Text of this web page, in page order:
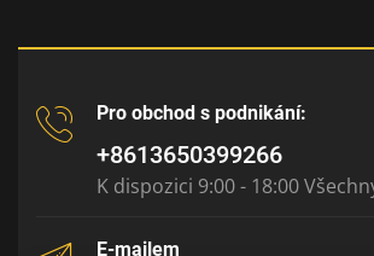
Pro obchod s podnikání:
+8613650399266
K dispozici 9:00 - 18:00
E-mailem